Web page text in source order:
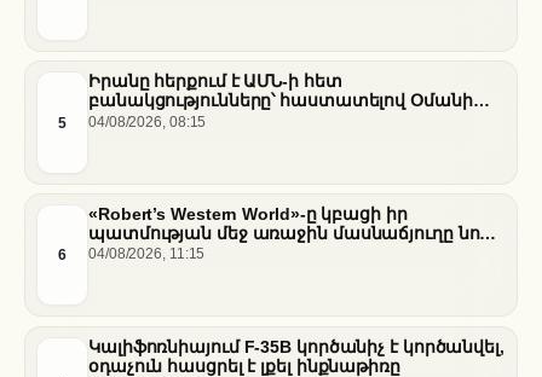
5
Իրանը հերքում է ԱՄՆ-ի հետ
բանակցությունները՝ հաստատելով Օմանի
միջնորդությամբ քննարկումները Հորմուզի
04/08/2026, 08:15
6
«Robert’s Western World»-ը կբացի իր
պատմության մեջ առաջին մասնաճյուղը նոր
«Nissan Stadium» մարզադաշտում
04/08/2026, 11:15
Կալիֆոռնիայում F-35B կործանիչ է կործանվել,
օդաչուն հասցրել է լքել ինքնաթիռը